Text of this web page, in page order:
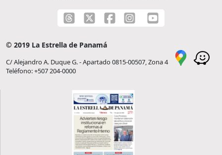
© 2019 La Estrella de Panamá
C/ Alejandro A. Duque G. - Apartado 0815-00507, Zona 4
Teléfono: +507 204-0000